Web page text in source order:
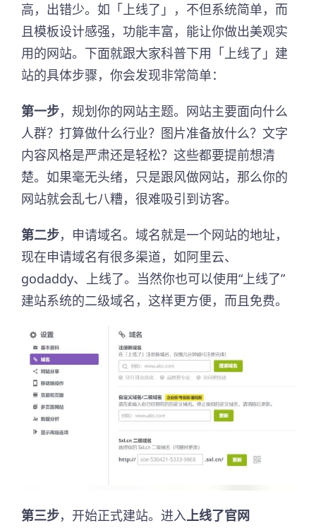
高，出错少。如「上线了」，不但系统简单，而
且模板设计感强，功能丰富，能让你做出美观实
用的网站。下面就跟大家科普下用「上线了」建
站的具体步骤，你会发现非常简单：
第一步，规划你的网站主题。网站主要面向什么
人群？打算做什么行业？图片准备放什么？文字
内容风格是严肃还是轻松？这些都要提前想清
楚。如果毫无头绪，只是跟风做网站，那么你的
网站就会乱七八糟，很难吸引到访客。
第二步，申请域名。域名就是一个网站的地址，
现在申请域名有很多渠道，如阿里云、
godaddy、上线了。当然你也可以使用“上线了”
建站系统的二级域名，这样更方便，而且免费。
第三步，开始正式建站。进入上线了官网